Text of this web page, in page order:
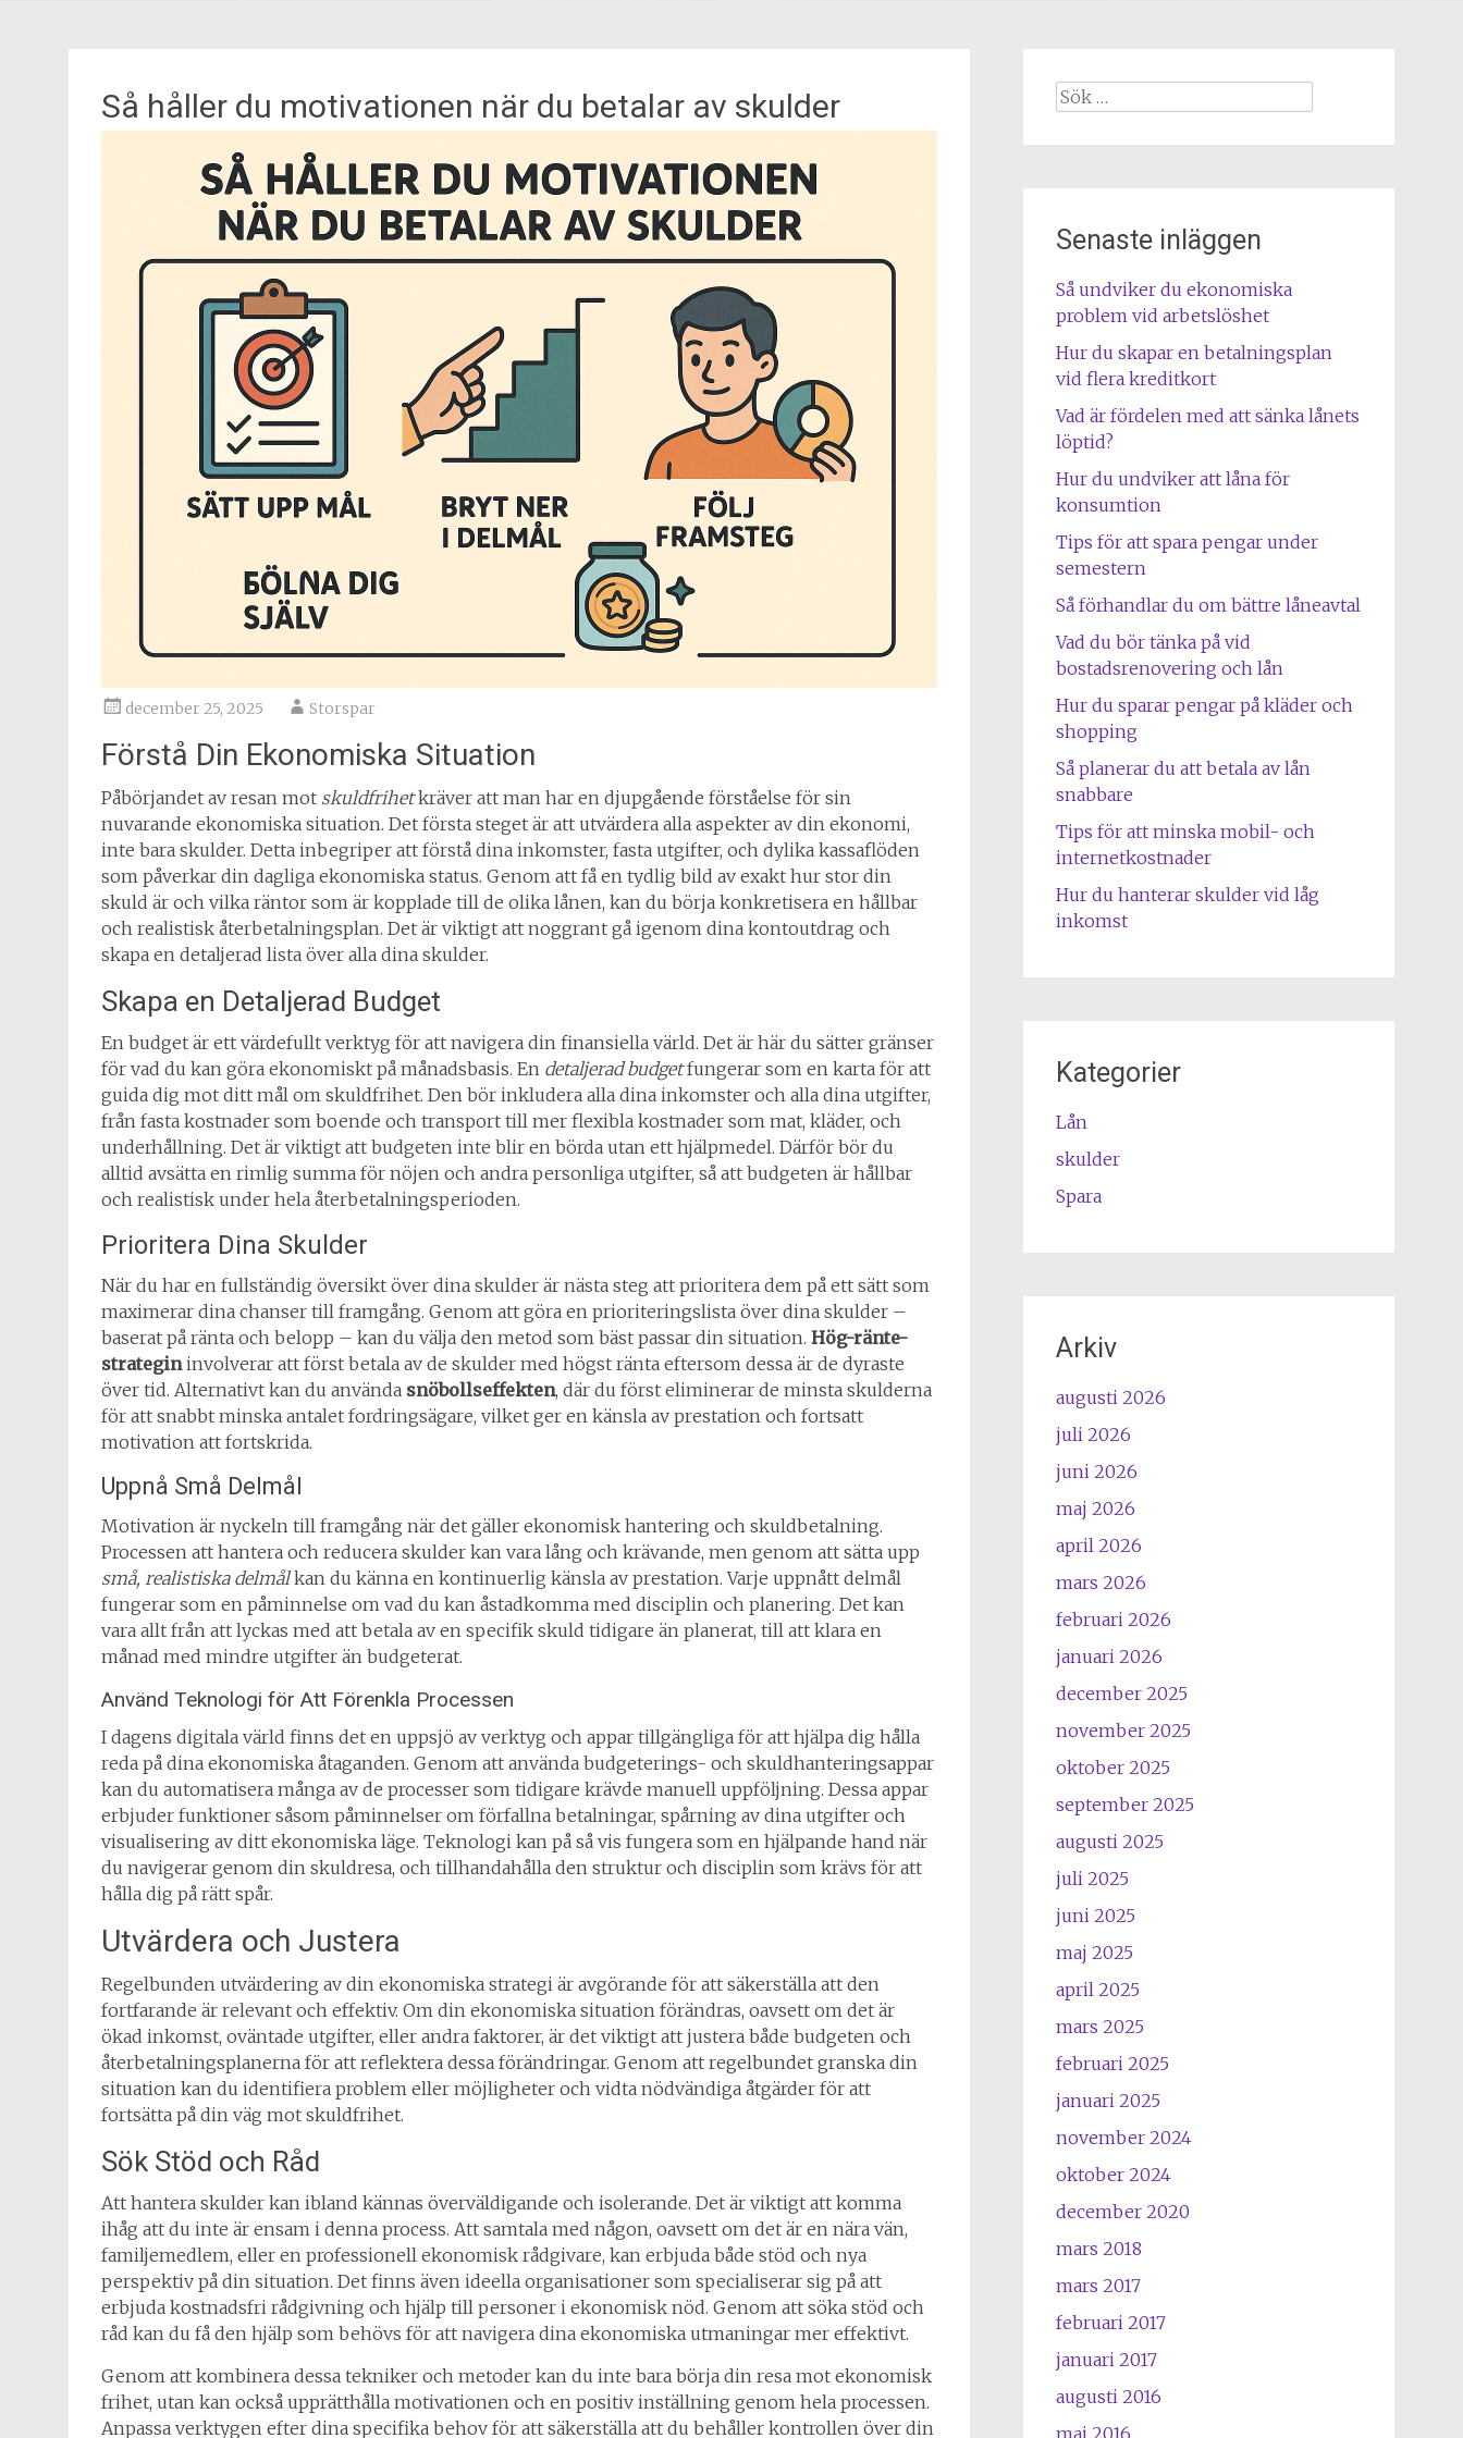
Så håller du motivationen när du betalar av skulder
december 25, 2025 Storspar
Förstå Din Ekonomiska Situation
Påbörjandet av resan mot skuldfrihetkräver att man har en djupgående förståelse för sin
nuvarande ekonomiska situation. Det första steget är att utvärdera alla aspekter av din ekonomi,
inte bara skulder. Detta inbegriper att förstå dina inkomster, fasta utgifter, och dylika kassaflöden
som påverkar din dagliga ekonomiska status. Genom att få en tydlig bild av exakt hur stor din
skuld är och vilka räntor som är kopplade till de olika lånen, kan du börja konkretisera en hållbar
och realistisk återbetalningsplan. Det är viktigt att noggrant gå igenom dina kontoutdrag och
skapa en detaljerad lista över alla dina skulder.
Skapa en Detaljerad Budget
En budget är ett värdefullt verktyg för att navigera din finansiella värld. Det är här du sätter gränser
för vad du kan göra ekonomiskt på månadsbasis. En detaljerad budgetfungerar som en karta för att
guida dig mot ditt mål om skuldfrihet. Den bör inkludera alla dina inkomster och alla dina utgifter,
från fasta kostnader som boende och transport till mer flexibla kostnader som mat, kläder, och
underhållning. Det är viktigt att budgeten inte blir en börda utan ett hjälpmedel. Därför bör du
alltid avsätta en rimlig summa för nöjen och andra personliga utgifter, så att budgeten är hållbar
och realistisk under hela återbetalningsperioden.
Prioritera Dina Skulder
När du har en fullständig översikt över dina skulder är nästa steg att prioritera dem på ett sätt som
maximerar dina chanser till framgång. Genom att göra en prioriteringslista över dina skulder –
baserat på ränta och belopp – kan du välja den metod som bäst passar din situation. Hög-ränte-
strategininvolverar att först betala av de skulder med högst ränta eftersom dessa är de dyraste
över tid. Alternativt kan du använda snöbollseffekten, där du först eliminerar de minsta skulderna
för att snabbt minska antalet fordringsägare, vilket ger en känsla av prestation och fortsatt
motivation att fortskrida.
Uppnå Små Delmål
Motivation är nyckeln till framgång när det gäller ekonomisk hantering och skuldbetalning.
Processen att hantera och reducera skulder kan vara lång och krävande, men genom att sätta upp
små, realistiska delmålkan du känna en kontinuerlig känsla av prestation. Varje uppnått delmål
fungerar som en påminnelse om vad du kan åstadkomma med disciplin och planering. Det kan
vara allt från att lyckas med att betala av en specifik skuld tidigare än planerat, till att klara en
månad med mindre utgifter än budgeterat.
Använd Teknologi för Att Förenkla Processen
I dagens digitala värld finns det en uppsjö av verktyg och appar tillgängliga för att hjälpa dig hålla
reda på dina ekonomiska åtaganden. Genom att använda budgeterings- och skuldhanteringsappar
kan du automatisera många av de processer som tidigare krävde manuell uppföljning. Dessa appar
erbjuder funktioner såsom påminnelser om förfallna betalningar, spårning av dina utgifter och
visualisering av ditt ekonomiska läge. Teknologi kan på så vis fungera som en hjälpande hand när
du navigerar genom din skuldresa, och tillhandahålla den struktur och disciplin som krävs för att
hålla dig på rätt spår.
Utvärdera och Justera
Regelbunden utvärdering av din ekonomiska strategi är avgörande för att säkerställa att den
fortfarande är relevant och effektiv. Om din ekonomiska situation förändras, oavsett om det är
ökad inkomst, oväntade utgifter, eller andra faktorer, är det viktigt att justera både budgeten och
återbetalningsplanerna för att reflektera dessa förändringar. Genom att regelbundet granska din
situation kan du identifiera problem eller möjligheter och vidta nödvändiga åtgärder för att
fortsätta på din väg mot skuldfrihet.
Sök Stöd och Råd
Att hantera skulder kan ibland kännas överväldigande och isolerande. Det är viktigt att komma
ihåg att du inte är ensam i denna process. Att samtala med någon, oavsett om det är en nära vän,
familjemedlem, eller en professionell ekonomisk rådgivare, kan erbjuda både stöd och nya
perspektiv på din situation. Det finns även ideella organisationer som specialiserar sig på att
erbjuda kostnadsfri rådgivning och hjälp till personer i ekonomisk nöd. Genom att söka stöd och
råd kan du få den hjälp som behövs för att navigera dina ekonomiska utmaningar mer effektivt.
Genom att kombinera dessa tekniker och metoder kan du inte bara börja din resa mot ekonomisk
frihet, utan kan också upprätthålla motivationen och en positiv inställning genom hela processen.
Anpassa verktygen efter dina specifika behov för att säkerställa att du behåller kontrollen över din
Sök
Senaste inläggen
Så undviker du ekonomiska
problem vid arbetslöshet
Hur du skapar en betalningsplan
vid flera kreditkort
Vad är fördelen med att sänka lånets
löptid?
Hur du undviker att låna för
konsumtion
Tips för att spara pengar under
semestern
Så förhandlar du om bättre låneavtal
Vad du bör tänka på vid
bostadsrenovering och lån
Hur du sparar pengar på kläder och
shopping
Så planerar du att betala av lån
snabbare
Tips för att minska mobil- och
internetkostnader
Hur du hanterar skulder vid låg
inkomst
Kategorier
Lån
skulder
Spara
Arkiv
augusti 2026
juli 2026
juni 2026
maj 2026
april 2026
mars 2026
februari 2026
januari 2026
december 2025
november 2025
oktober 2025
september 2025
augusti 2025
juli 2025
juni 2025
maj 2025
april 2025
mars 2025
februari 2025
januari 2025
november 2024
oktober 2024
december 2020
mars 2018
mars 2017
februari 2017
januari 2017
augusti 2016
maj 2016